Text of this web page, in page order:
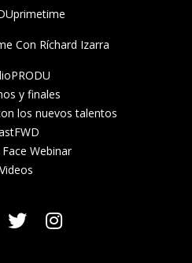
Con Ríchard Izarra
y finales
los nuevos talentos
Webinar
Videos